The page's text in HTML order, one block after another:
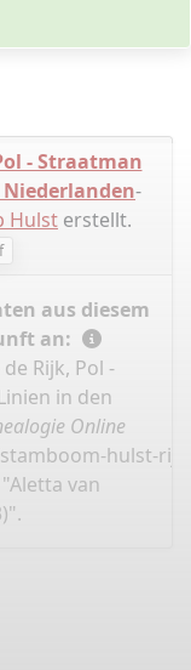
- Straatman
-
Hulst erstellt.
aus diesem
an:
Rijk, Pol -
in den
Online
hulst-
van